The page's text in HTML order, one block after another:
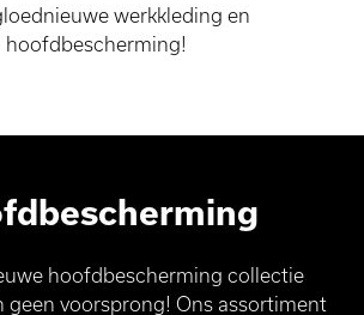
werkkleding en
hoofdbescherming!
hoofdbescherming collectie
geen voorsprong! Ons assortiment